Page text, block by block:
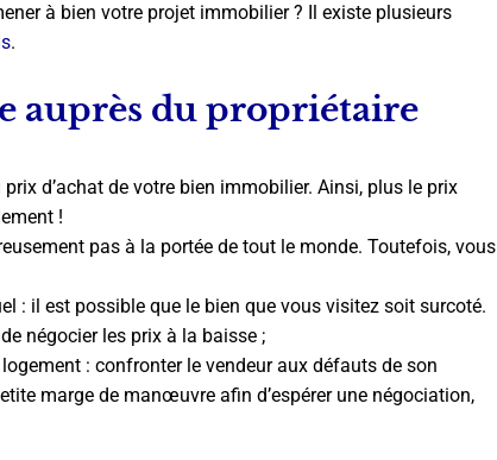
à bien votre projet immobilier ? Il existe plusieurs
.
auprès du propriétaire
d’achat de votre bien immobilier. Ainsi, plus le prix
!
pas à la portée de tout le monde. Toutefois, vous
: il est possible que le bien que vous visitez soit surcoté.
négocier les prix à la baisse ;
: confronter le vendeur aux défauts de son
marge de manœuvre afin d’espérer une négociation,